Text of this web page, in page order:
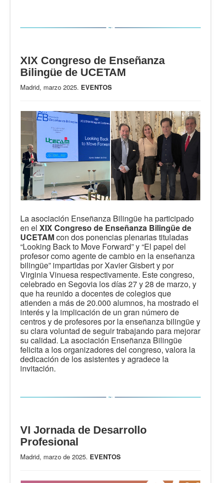
XIX Congreso de Enseñanza
Bilingüe de UCETAM
Madrid, marzo 2025. EVENTOS
La asociación Enseñanza Bilingüe ha participado
en el XIX Congreso de Enseñanza Bilingüe de
UCETAMcon dos ponencias plenarias tituladas
“Looking Back to Move Forward” y “El papel del
profesor como agente de cambio en la enseñanza
bilingüe” impartidas por Xavier Gisbert y por
Virginia Vinuesa respectivamente. Este congreso,
celebrado en Segovia los días 27 y 28 de marzo, y
que ha reunido a docentes de colegios que
atienden a más de 20.000 alumnos, ha mostrado el
interés y la implicación de un gran número de
centros y de profesores por la enseñanza bilingüe y
su clara voluntad de seguir trabajando para mejorar
su calidad. La asociación Enseñanza Bilingüe
felicita a los organizadores del congreso, valora la
dedicación de los asistentes y agradece la
invitación.
VI Jornada de Desarrollo
Profesional
Madrid, marzo de 2025. EVENTOS